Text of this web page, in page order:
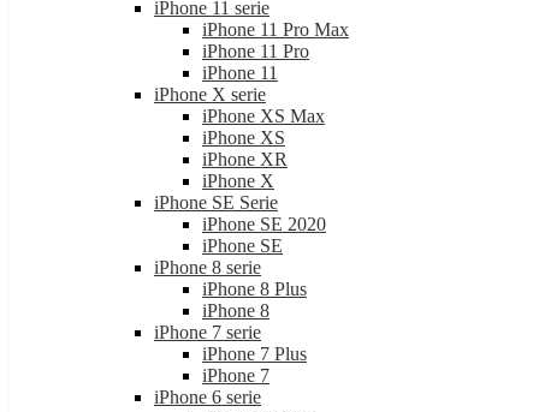
iPhone 11 serie
iPhone 11 Pro Max
iPhone 11 Pro
iPhone 11
iPhone X serie
iPhone XS Max
iPhone XS
iPhone XR
iPhone X
iPhone SE Serie
iPhone SE 2020
iPhone SE
iPhone 8 serie
iPhone 8 Plus
iPhone 8
iPhone 7 serie
iPhone 7 Plus
iPhone 7
iPhone 6 serie